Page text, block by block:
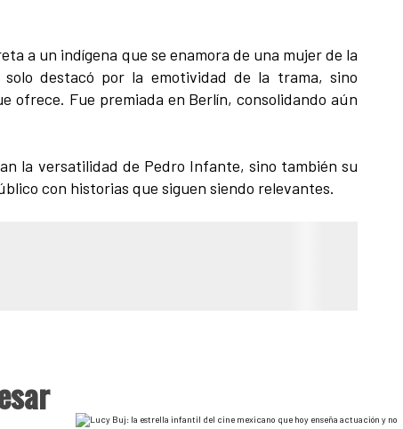
a un indígena que se enamora de una mujer de la
destacó por la emotividad de la trama, sino
ofrece. Fue premiada en Berlín, consolidando aún
la versatilidad de Pedro Infante, sino también su
con historias que siguen siendo relevantes.